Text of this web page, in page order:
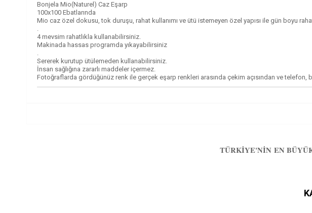
Bonjela Mio(Naturel) Caz Eşarp
100x100 Ebatlarında
Mio caz özel dokusu, tok duruşu, rahat kullanımı ve ütü istemeyen özel yapısı ile gün boyu
.
4 mevsim rahatlıkla kullanabilirsiniz.
Makinada hassas programda yıkayabilirsiniz
.
Sererek kurutup ütülemeden kullanabilirsiniz.
İnsan sağlığına zararlı maddeler içermez.
Fotoğraflarda gördüğünüz renk ile gerçek eşarp renkleri arasında çekim açısından ve telefon,
TÜRKIYE'NIN EN